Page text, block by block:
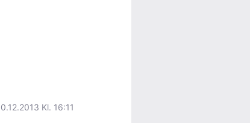
Kl. 16:11